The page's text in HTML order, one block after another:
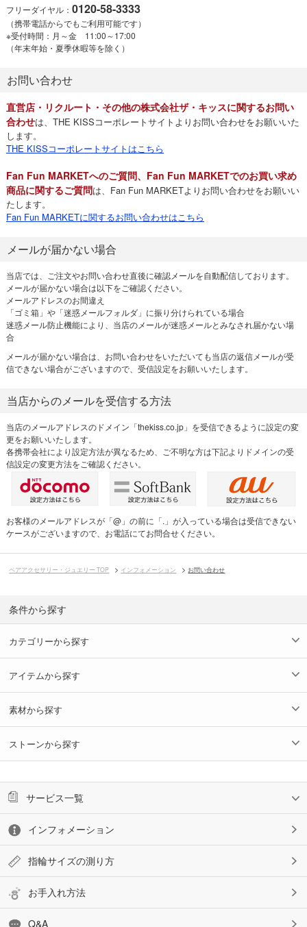
フリーダイヤル： 0120-58-3333
（携帯電話からでもご利用可能です）
※受付時間：月～金 11:00～17:00
（年末年始・夏季休暇等を除く）
お問い合わせ
直営店・リクルート・その他の株式会社ザ・キッスに関するお問い
合わせは、THE KISSコーポレートサイトよりお問い合わせをお願いいた
します。
THE KISSコーポレートサイトはこちら
Fan Fun MARKETへのご質問、Fan Fun MARKETでのお買い求め
商品に関するご質問は、Fan Fun MARKETよりお問い合わせをお願いい
たします。
Fan Fun MARKETに関するお問い合わせはこちら
メールが届かない場合
当店では、ご注文やお問い合わせ直後に確認メールを自動配信しております。
メールが届かない場合は以下をご確認ください。
メールアドレスのお間違え
「ゴミ箱」や「迷惑メールフォルダ」に振り分けられている場合
迷惑メール防止機能により、当店のメールが迷惑メールとみなされ届かない場
合
メールが届かない場合は、お問い合わせをいただいても当店の返信メールが受
信できない場合がございますので、受信設定をお願いいたします。
当店からのメールを受信する方法
当店のメールアドレスのドメイン「thekiss.co.jp」を受信できるように設定の変
更をお願いいたします。
各携帯会社により設定方法が異なるため、ご不明な方は下記よりドメインの受
信設定の変更方法をご確認ください。
お客様のメールアドレスが「@」の前に「.」が入っている場合は受信できない
ケースがございますので、お電話にてお問合せください。
ペアアクセサリー・ジュエリー TOP インフォメーション お問い合わせ
条件から探す
カテゴリーから探す
アイテムから探す
素材から探す
ストーンから探す
サービス一覧
インフォメーション
指輪サイズの測り方
お手入れ方法
Q&A